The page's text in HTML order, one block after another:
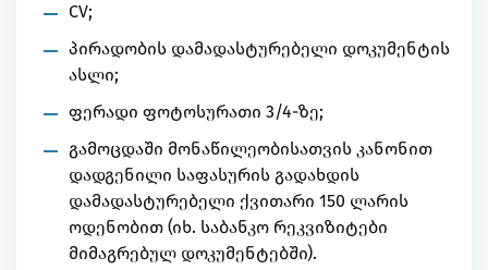
CV;
პირადობის დამადასტურებელი დოკუმენტის
ასლი;
ფერადი ფოტოსურათი 3/4-ზე;
გამოცდაში მონაწილეობისათვის კანონით
დადგენილი საფასურის გადახდის
დამადასტურებელი ქვითარი 150 ლარის
ოდენობით (იხ. საბანკო რეკვიზიტები
მიმაგრებულ დოკუმენტებში).